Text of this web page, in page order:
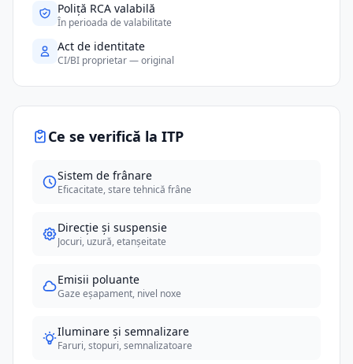
Poliță RCA valabilă
În perioada de valabilitate
Act de identitate
CI/BI proprietar — original
Ce se verifică la ITP
Sistem de frânare
Eficacitate, stare tehnică frâne
Direcție și suspensie
Jocuri, uzură, etanșeitate
Emisii poluante
Gaze eșapament, nivel noxe
Iluminare și semnalizare
Faruri, stopuri, semnalizatoare